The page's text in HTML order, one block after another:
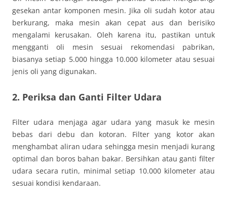
gesekan antar komponen mesin. Jika oli sudah kotor atau
berkurang, maka mesin akan cepat aus dan berisiko
mengalami kerusakan. Oleh karena itu, pastikan untuk
mengganti oli mesin sesuai rekomendasi pabrikan,
biasanya setiap 5.000 hingga 10.000 kilometer atau sesuai
jenis oli yang digunakan.
2. Periksa dan Ganti Filter Udara
Filter udara menjaga agar udara yang masuk ke mesin
bebas dari debu dan kotoran. Filter yang kotor akan
menghambat aliran udara sehingga mesin menjadi kurang
optimal dan boros bahan bakar. Bersihkan atau ganti filter
udara secara rutin, minimal setiap 10.000 kilometer atau
sesuai kondisi kendaraan.